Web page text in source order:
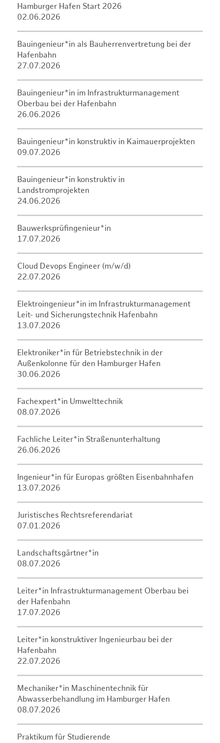
Hamburger Hafen Start 2026
02.06.2026
Bauingenieur*in als Bauherrenvertretung bei der
Hafenbahn
27.07.2026
Bauingenieur*in im Infrastrukturmanagement
Oberbau bei der Hafenbahn
26.06.2026
Bauingenieur*in konstruktiv in Kaimauerprojekten
09.07.2026
Bauingenieur*in konstruktiv in
Landstromprojekten
24.06.2026
Bauwerksprüfingenieur*in
17.07.2026
Cloud Devops Engineer (m/w/d)
22.07.2026
Elektroingenieur*in im Infrastrukturmanagement
Leit- und Sicherungstechnik Hafenbahn
13.07.2026
Elektroniker*in für Betriebstechnik in der
Außenkolonne für den Hamburger Hafen
30.06.2026
Fachexpert*in Umwelttechnik
08.07.2026
Fachliche Leiter*in Straßenunterhaltung
26.06.2026
Ingenieur*in für Europas größten Eisenbahnhafen
13.07.2026
Juristisches Rechtsreferendariat
07.01.2026
Landschaftsgärtner*in
08.07.2026
Leiter*in Infrastrukturmanagement Oberbau bei
der Hafenbahn
17.07.2026
Leiter*in konstruktiver Ingenieurbau bei der
Hafenbahn
22.07.2026
Mechaniker*in Maschinentechnik für
Abwasserbehandlung im Hamburger Hafen
08.07.2026
Praktikum für Studierende